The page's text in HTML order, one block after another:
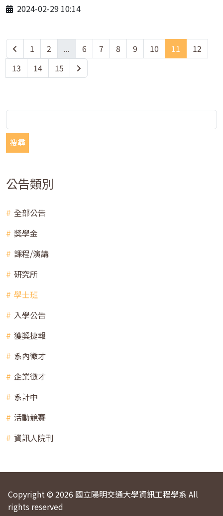
2024-02-29 10:14
1 2 ... 6 7 8 9 10 11
12
13
14 15
搜尋
公告類別
全部公告
獎學金
課程/演講
研究所
學士班
入學公告
獲獎捷報
系內徵才
企業徵才
系計中
活動競賽
資訊人院刊
Copyright © 2026 國立陽明交通大學資訊工程學系 All
rights reserved